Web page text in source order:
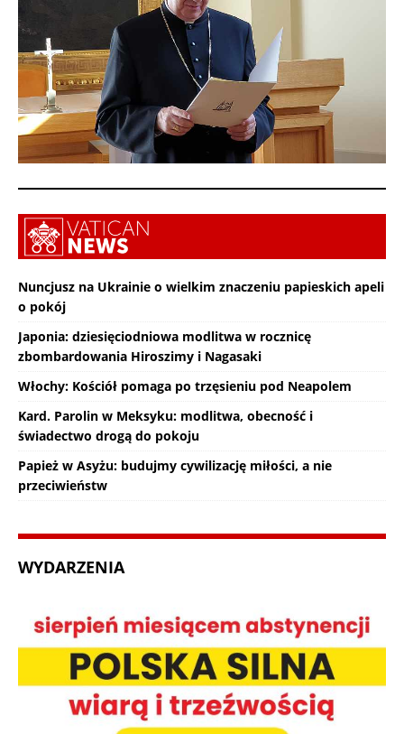
Nuncjusz na Ukrainie o wielkim znaczeniu papieskich apeli
o pokój
Japonia: dziesięciodniowa modlitwa w rocznicę
zbombardowania Hiroszimy i Nagasaki
Włochy: Kościół pomaga po trzęsieniu pod Neapolem
Kard. Parolin w Meksyku: modlitwa, obecność i
świadectwo drogą do pokoju
Papież w Asyżu: budujmy cywilizację miłości, a nie
przeciwieństw
WYDARZENIA